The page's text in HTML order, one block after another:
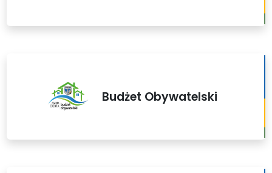
Budżet Obywatelski